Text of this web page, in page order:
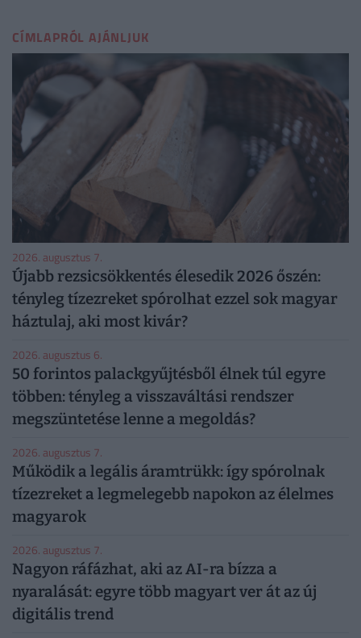
CÍMLAPRÓL AJÁNLJUK
2026. augusztus 7.
Újabb rezsicsökkentés élesedik 2026 őszén:
tényleg tízezreket spórolhat ezzel sok magyar
háztulaj, aki most kivár?
2026. augusztus 6.
50 forintos palackgyűjtésből élnek túl egyre
többen: tényleg a visszaváltási rendszer
megszüntetése lenne a megoldás?
2026. augusztus 7.
Működik a legális áramtrükk: így spórolnak
tízezreket a legmelegebb napokon az élelmes
magyarok
2026. augusztus 7.
Nagyon ráfázhat, aki az AI-ra bízza a
nyaralását: egyre több magyart ver át az új
digitális trend